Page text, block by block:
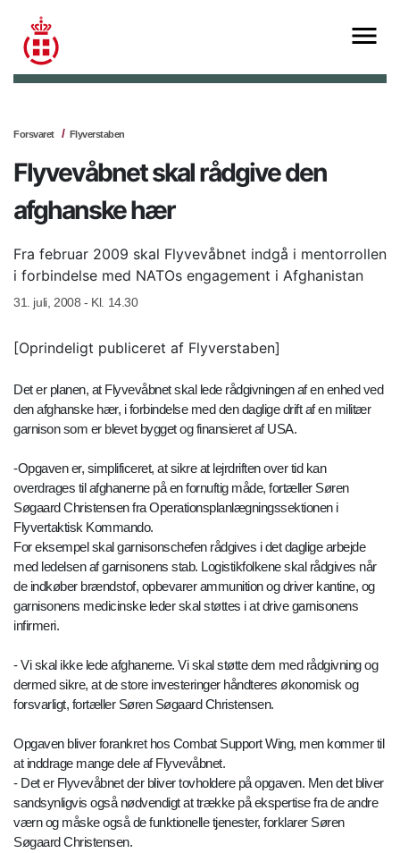
Forsvaret Flyverstaben
Flyvevåbnet skal rådgive den
afghanske hær
Fra februar 2009 skal Flyvevåbnet indgå i mentorrollen
i forbindelse med NATOs engagement i Afghanistan
31. juli, 2008 - Kl. 14.30
[Oprindeligt publiceret af Flyverstaben]
Det er planen, at Flyvevåbnet skal lede rådgivningen af en enhed ved
den afghanske hær, i forbindelse med den daglige drift af en militær
garnison som er blevet bygget og finansieret af USA.
-Opgaven er, simplificeret, at sikre at lejrdriften over tid kan
overdrages til afghanerne på en fornuftig måde, fortæller Søren
Søgaard Christensen fra Operationsplanlægningssektionen i
Flyvertaktisk Kommando.
For eksempel skal garnisonschefen rådgives i det daglige arbejde
med ledelsen af garnisonens stab. Logistikfolkene skal rådgives når
de indkøber brændstof, opbevarer ammunition og driver kantine, og
garnisonens medicinske leder skal støttes i at drive garnisonens
infirmeri.
- Vi skal ikke lede afghanerne. Vi skal støtte dem med rådgivning og
dermed sikre, at de store investeringer håndteres økonomisk og
forsvarligt, fortæller Søren Søgaard Christensen.
Opgaven bliver forankret hos Combat Support Wing, men kommer til
at inddrage mange dele af Flyvevåbnet.
- Det er Flyvevåbnet der bliver tovholdere på opgaven. Men det bliver
sandsynligvis også nødvendigt at trække på ekspertise fra de andre
værn og måske også de funktionelle tjenester, forklarer Søren
Søgaard Christensen.